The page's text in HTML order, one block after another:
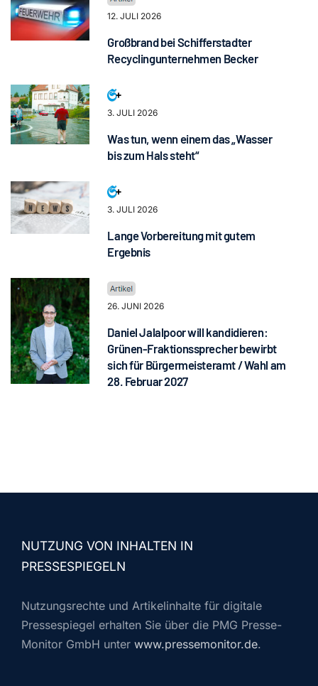
12. JULI 2026
Großbrand bei Schifferstadter
Recyclingunternehmen Becker
3. JULI 2026
Was tun, wenn einem das „Wasser
bis zum Hals steht“
3. JULI 2026
Lange Vorbereitung mit gutem
Ergebnis
26. JUNI 2026
Daniel Jalalpoor will kandidieren:
Grünen-Fraktionssprecher bewirbt
sich für Bürgermeisteramt / Wahl am
28. Februar 2027
NUTZUNG VON INHALTEN IN
PRESSESPIEGELN
Nutzungsrechte und Artikelinhalte für digitale
Pressespiegel erhalten Sie über die PMG Presse-
Monitor GmbH unter www.pressemonitor.de.